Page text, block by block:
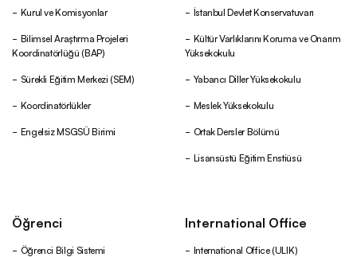
Kurul ve Komisyonlar
Bilimsel Araştırma Projeleri
Koordinatörlüğü (BAP)
Sürekli Eğitim Merkezi (SEM)
Koordinatörlükler
Engelsiz MSGSÜ Birimi
İstanbul Devlet Konservatuvarı
Kültür Varlıklarını Koruma ve Onarım
Yüksekokulu
Yabancı Diller Yüksekokulu
Meslek Yüksekokulu
Ortak Dersler Bölümü
Lisansüstü Eğitim Enstiüsü
Öğrenci
Öğrenci Bilgi Sistemi
International Office
International Office (ULIK)